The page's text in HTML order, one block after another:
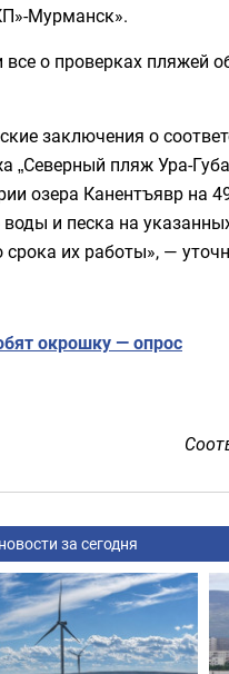
Мурманск».
о проверках пляжей
заключения о
пляж Ура-
озера Канентъявр на
и песка на
их работы», —
окрошку — опрос
за сегодня